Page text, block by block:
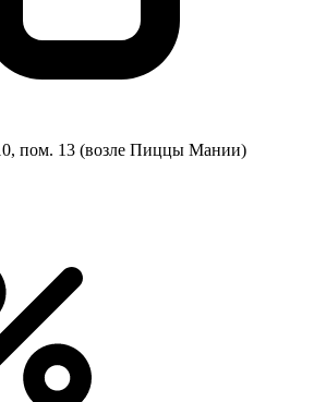
пом. 13 (возле Пиццы Мании)